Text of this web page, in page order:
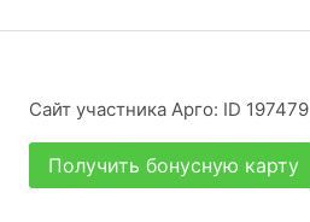
Сайт участника Арго: ID 197479
Получить бонусную карту